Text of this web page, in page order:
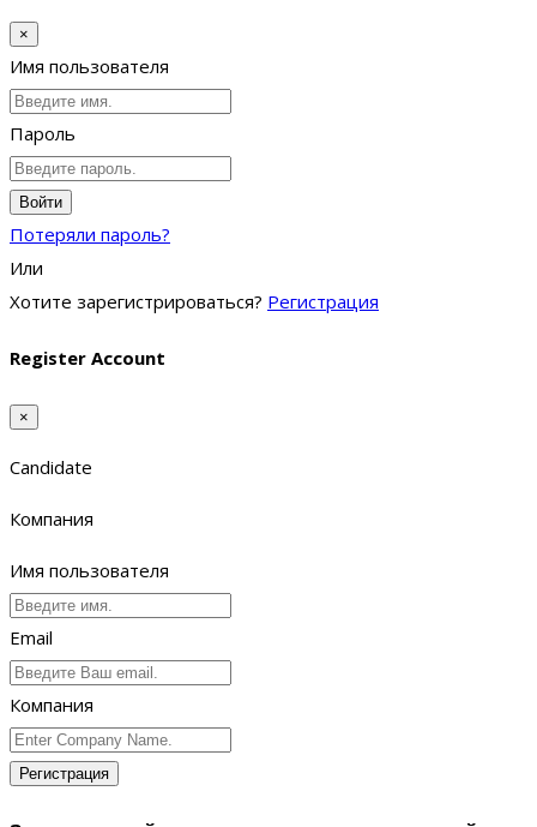
×
Имя пользователя
Пароль
Войти
Потеряли пароль?
Или
Хотите зарегистрироваться? Регистрация
Register Account
×
Candidate
Компания
Имя пользователя
Email
Компания
Регистрация